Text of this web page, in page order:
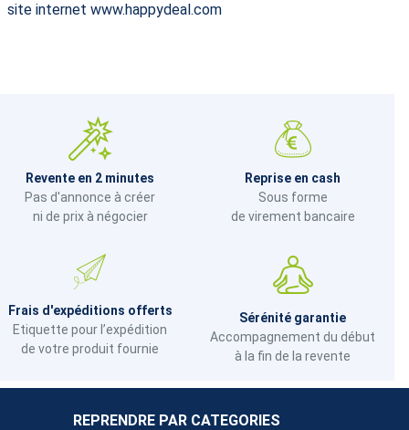
site internet www.happydeal.com
Revente en 2 minutes
Pas d'annonce à créer
ni de prix à négocier
Reprise en cash
Sous forme
de virement bancaire
Frais d'expéditions offerts
Etiquette pour l’expédition
de votre produit fournie
Sérénité garantie
Accompagnement du début
à la fin de la revente
REPRENDRE PAR CATEGORIES